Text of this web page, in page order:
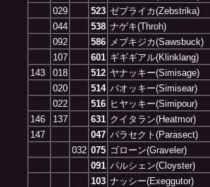
029
523 ゼブライカ(Zebstrika)
044
538 ナゲキ(Throh)
092
586
メブキジカ(Sawsbuck)
107
601 ギギギアル(Klinklang)
143
018 512 ヤナッキー(Simisage)
020
514 バオッキー(Simisear)
022
516 ヒヤッキー(Simipour)
146
137 631 クイタラン(Heatmor)
147
047 パラセクト(Parasect)
032 075 ゴローン(Graveler)
091 パルシェン(Cloyster)
103 ナッシー(Exeggutor)